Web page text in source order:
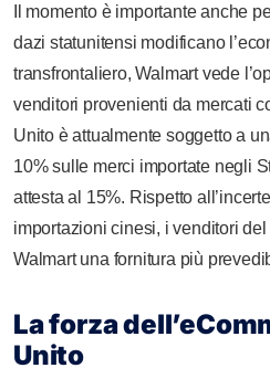
Il momento è importante anche
dazi statunitensi modificano
transfrontaliero, Walmart vede
venditori provenienti da mercati
Unito è attualmente soggetto a
10% sulle merci importate negli
attesta al 15%. Rispetto
importazioni cinesi, i venditori
Walmart una fornitura più
La forza
Unito